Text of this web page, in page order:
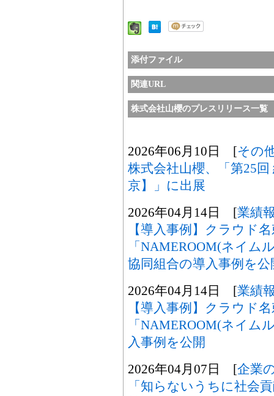
添付ファイル
関連URL
株式会社山櫻のプレスリリース一覧
2026年06月10日 [その
株式会社山櫻、「第25回
京】」に出展
2026年04月14日 [業績
【導入事例】クラウド
「NAMEROOM(ネイム
協同組合の導入事例を公
2026年04月14日 [業績
【導入事例】クラウド
「NAMEROOM(ネイム
入事例を公開
2026年04月07日 [企業
「知らないうちに社会